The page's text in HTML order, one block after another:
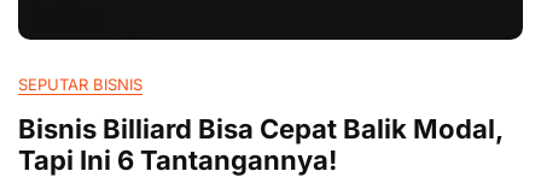
SEPUTAR BISNIS
Bisnis Billiard Bisa Cepat Balik Modal,
Tapi Ini 6 Tantangannya!